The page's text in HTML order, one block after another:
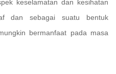
keselamatan dan kesihatan
dan sebagai suatu bentuk
bermanfaat pada masa